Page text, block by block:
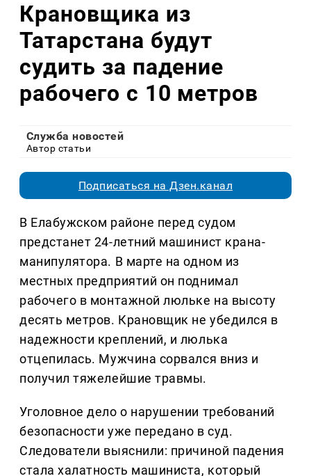
Крановщика из
Татарстана будут
судить за падение
рабочего с 10 метров
Служба новостей
Автор статьи
Подписаться на Дзен.канал
В Елабужском районе перед судом
предстанет 24-летний машинист крана-
манипулятора. В марте на одном из
местных предприятий он поднимал
рабочего в монтажной люльке на высоту
десять метров. Крановщик не убедился в
надежности креплений, и люлька
отцепилась. Мужчина сорвался вниз и
получил тяжелейшие травмы.
Уголовное дело о нарушении требований
безопасности уже передано в суд.
Следователи выяснили: причиной падения
стала халатность машиниста, который